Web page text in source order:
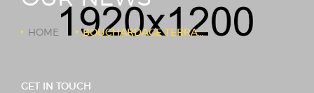
HOME BOUCHARDAGE TERRASSE
GET IN TOUCH